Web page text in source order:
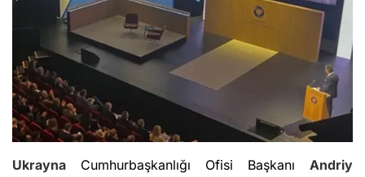
Ukrayna Cumhurbaşkanlığı Ofisi Başkanı Andriy